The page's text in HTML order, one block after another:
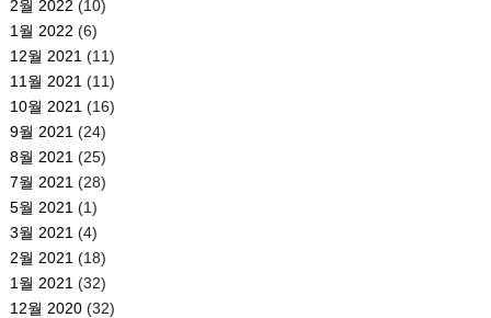
2월 2022 (10)
1월 2022 (6)
12월 2021 (11)
11월 2021 (11)
10월 2021 (16)
9월 2021 (24)
8월 2021 (25)
7월 2021 (28)
5월 2021 (1)
3월 2021 (4)
2월 2021 (18)
1월 2021 (32)
12월 2020(32)